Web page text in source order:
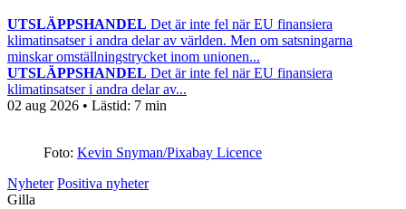
UTSLÄPPSHANDEL Det är inte fel när EU finansiera
klimatinsatser i andra delar av världen. Men om satsningarna
minskar omställningstrycket inom unionen...
UTSLÄPPSHANDEL Det är inte fel när EU finansiera
klimatinsatser i andra delar av...
02 aug 2026 • Lästid: 7 min
Foto: Kevin Snyman/Pixabay Licence
Nyheter Positiva nyheter
Gilla